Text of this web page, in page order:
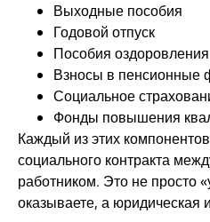
Выходные пособия
Годовой отпуск
Пособия оздоровления
Взносы в пенсионные
Социальное
Фонды повышения
Каждый из этих
социального контракта
работником. Это не просто
оказываете, а юридическая